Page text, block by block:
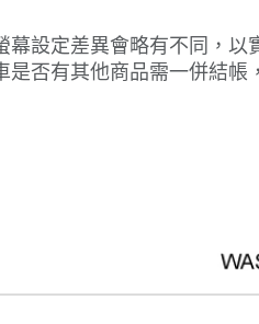
幕設定差異會略有不同，以
是否有其他商品需一併結帳